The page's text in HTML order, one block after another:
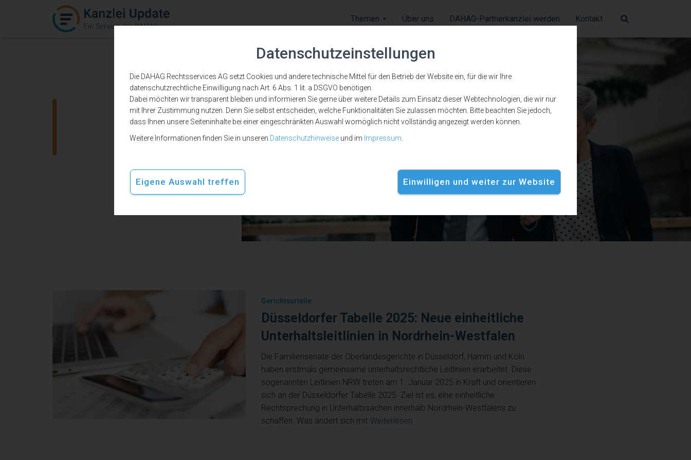
Datenschutzeinstellungen
Die DAHAG Rechtsservices AG setzt Cookies und andere technische Mittel für den Betrieb der Website ein, für die wir Ihre
datenschutzrechtliche Einwilligung nach Art. 6 Abs. 1 lit. a DSGVO benötigen.
Dabei möchten wir transparent bleiben und informieren Sie gerne über weitere Details zum Einsatz dieser Webtechnologien, die wir nur
mit Ihrer Zustimmung nutzen. Denn Sie selbst entscheiden, welche Funktionalitäten Sie zulassen möchten. Bitte beachten Sie jedoch,
dass Ihnen unsere Seiteninhalte bei einer eingeschränkten Auswahl womöglich nicht vollständig angezeigt werden können.
Weitere Informationen finden Sie in unseren Datenschutzhinweise und im Impressum
Eigene Auswahl treffen Einwilligen und weiter zur Website
Themen Über uns DAHAG-Partnerkanzlei werden Kontakt
Familiensenat
Gerichtsurteile
Düsseldorfer Tabelle 2025: Neue einheitliche
Unterhaltsleitlinien in Nordrhein-Westfalen
Die Familiensenate der Oberlandesgerichte in Düsseldorf, Hamm und Köln
haben erstmals gemeinsame unterhaltsrechtliche Leitlinien erarbeitet. Diese
sogenannten Leitlinien NRW treten am 1. Januar 2025 in Kraft und orientieren
sich an der Düsseldorfer Tabelle 2025. Ziel ist es, eine einheitliche
Rechtsprechung in Unterhaltssachen innerhalb Nordrhein-Westfalens zu
schaffen. Was ändert sich mit Weiterlesen